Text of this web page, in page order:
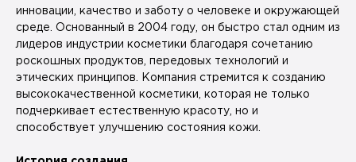
инновации, качество и заботу о человеке и окружающей
среде. Основанный в 2004 году, он быстро стал одним из
лидеров индустрии косметики благодаря сочетанию
роскошных продуктов, передовых технологий и
этических принципов. Компания стремится к созданию
высококачественной косметики, которая не только
подчеркивает естественную красоту, но и
способствует улучшению состояния кожи.